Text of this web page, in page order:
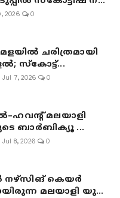
2026 0
ചരിത്രമായി
സ്‌കോട്ട്...
Jul 7, 2026 0
മലയാളി
ബാർബിക്യൂ ...
Jul 8, 2026 0
കെയർ
മലയാളി യു...